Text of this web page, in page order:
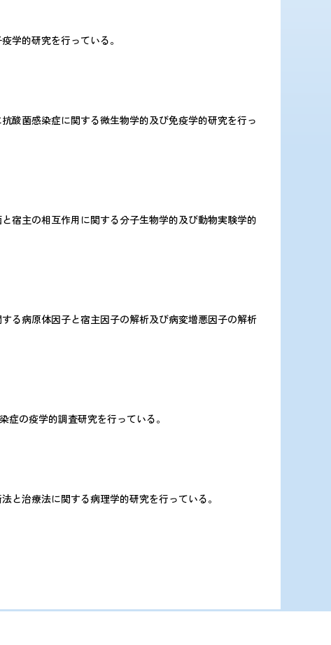
学的研究を行っている。
酸菌感染症に関する微生物学的及び免疫学的研究を行っ
宿主の相互作用に関する分子生物学的及び動物実験学的
る病原体因子と宿主因子の解析及び病変増悪因子の解析
の疫学的調査研究を行っている。
治療法に関する病理学的研究を行っている。